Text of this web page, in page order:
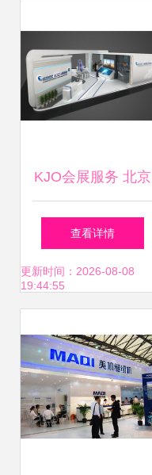
KJO会展服务 北京
会展搭建领域的专
业力量
查看详情
更新时间：2026-08-08
19:44:55